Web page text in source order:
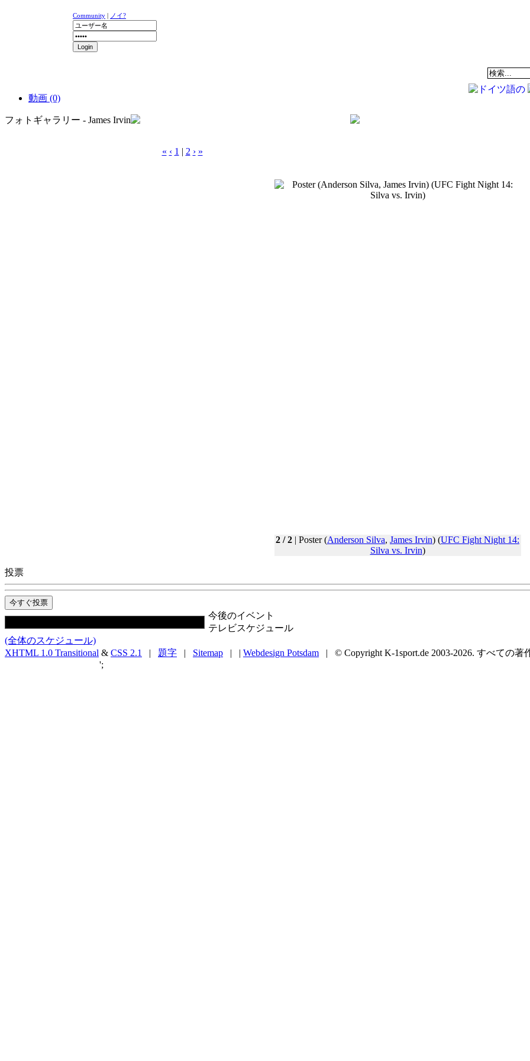
Community | ノイ?
動画 (0)
フォトギャラリー - James Irvin
« ‹ 1 | 2 › »
2 / 2 | Poster (Anderson Silva, James Irvin) (UFC Fight Night 14:
Silva vs. Irvin)
投票
今後のイベント
テレビスケジュール
(全体のスケジュール)
XHTML 1.0 Transitional & CSS 2.1 | 題字 | Sitemap | | Webdesign Potsdam | © Copyright K-1sport.de 2003-2026. すべての著
';